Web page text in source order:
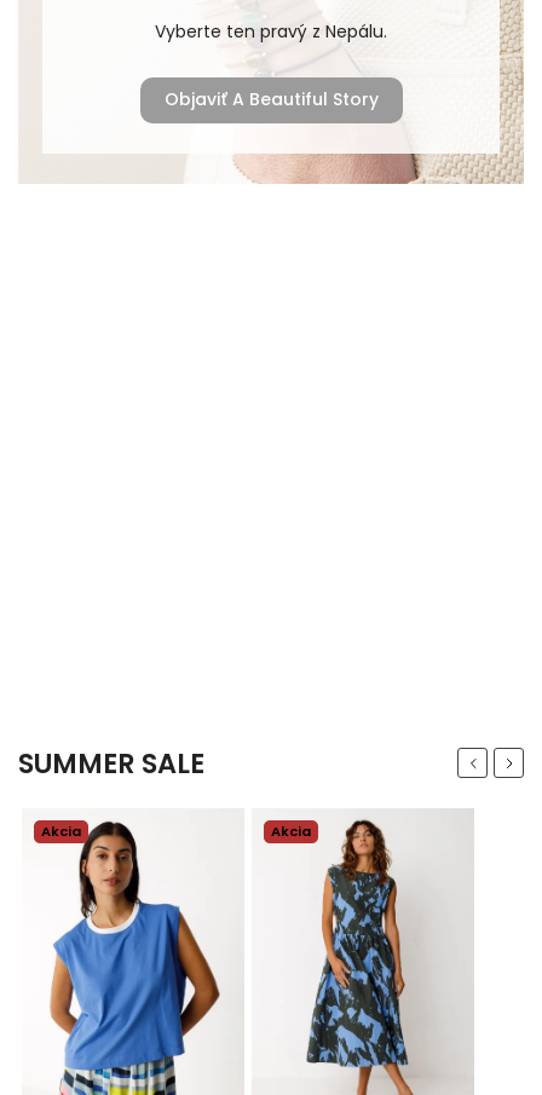
Vyberte ten pravý z Nepálu.
Objaviť A Beautiful Story
SUMMER SALE Previous
Akcia Akcia
Next